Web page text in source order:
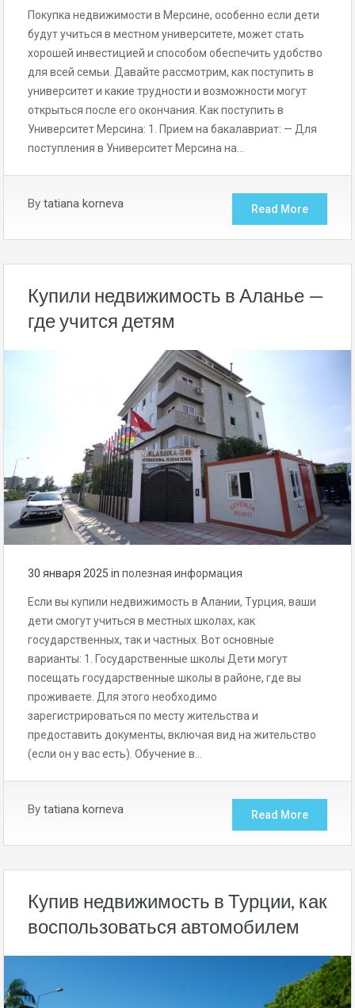
Покупка недвижимости в Мерсине, особенно если дети
будут учиться в местном университете, может стать
хорошей инвестицией и способом обеспечить удобство
для всей семьи. Давайте рассмотрим, как поступить в
университет и какие трудности и возможности могут
открыться после его окончания. Как поступить в
Университет Мерсина: 1. Прием на бакалавриат: — Для
поступления в Университет Мерсина на…
By tatiana korneva Read More
Купили недвижимость в Аланье —
где учится детям
30 января 2025 in полезная информация
Если вы купили недвижимость в Алании, Турция, ваши
дети смогут учиться в местных школах, как
государственных, так и частных. Вот основные
варианты: 1. Государственные школы Дети могут
посещать государственные школы в районе, где вы
проживаете. Для этого необходимо
зарегистрироваться по месту жительства и
предоставить документы, включая вид на жительство
(если он у вас есть). Обучение в…
By tatiana korneva Read More
Купив недвижимость в Турции, как
воспользоваться автомобилем